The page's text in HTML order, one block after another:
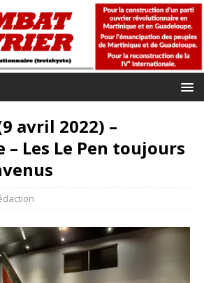
avril 2022) –
– Les Le Pen toujours